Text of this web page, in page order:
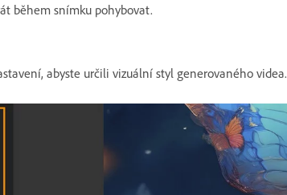
během snímku pohybovat.
abyste určili vizuální styl generovaného videa.